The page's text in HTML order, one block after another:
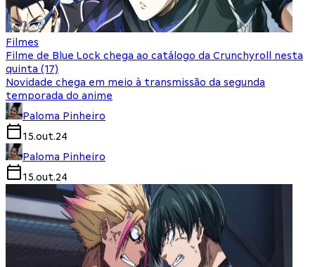
Filmes
Filme de Blue Lock chega ao catálogo da Crunchyroll nesta
quinta (17)
Novidade chega em meio à transmissão da segunda
temporada do anime
Paloma Pinheiro
15.out.24
Paloma Pinheiro
15.out.24